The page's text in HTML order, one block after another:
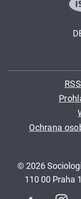
RSS
Ochrana
© 2026
110 00 Praha